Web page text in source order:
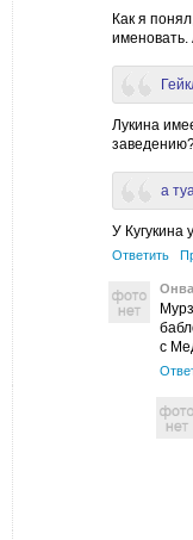
Как я
именовать.
Лукина
а
У Кугукина
Ответить
с